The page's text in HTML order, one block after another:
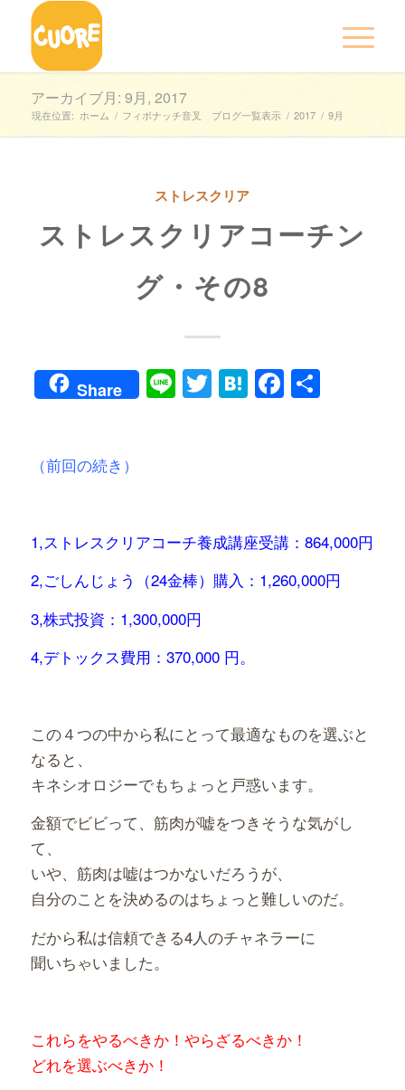
アーカイブ月: 9月, 2017
現在位置: ホーム / フィボナッチ音叉 ブログ一覧表示 / 2017 / 9月
ストレスクリア
ストレスクリアコーチン
グ・その8
Share LineTwitter
Hatena共
（前回の続き）
1,ストレスクリアコーチ養成講座受講：864,000円
2,ごしんじょう（24金棒）購入：1,260,000円
3,株式投資：1,300,000円
4,デトックス費用：370,000 円。
この４つの中から私にとって最適なものを選ぶと
なると、
キネシオロジーでもちょっと戸惑います。
金額でビビって、筋肉が嘘をつきそうな気がし
て、
いや、筋肉は嘘はつかないだろうが、
自分のことを決めるのはちょっと難しいのだ。
だから私は信頼できる4人のチャネラーに
聞いちゃいました。
これらをやるべきか！やらざるべきか！
どれを選ぶべきか！